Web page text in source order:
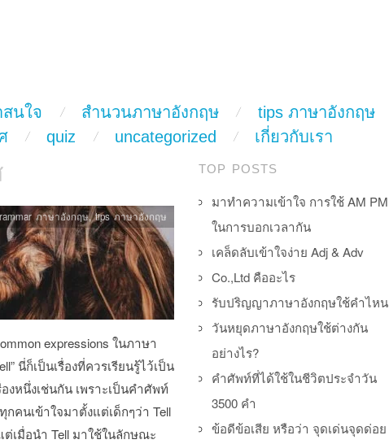
นใจ สำนวนภาษาอังกฤษ
tips ภาษาอังกฤษ
quiz uncategorized เกี่ยวกับเรา
expressions ในภาษา
นี่ก็เป็นเรื่องที่ควรเรียนรู้ไว้เป็น
งหนึ่งเช่นกัน เพราะเป็นคำศัพท์
คนเข้าใจมาตั้งแต่เด็กๆว่า Tell
เมื่อนำ Tell มาใช้ในลักษณะ
ภาษาอังกฤษ,tips ภาษาอังกฤษ
TOP POSTS
มาทำความเข้าใจ การใช้ AM PM
ในการบอกเวลากัน
เคล็ดลับเข้าใจง่าย Adj & Adv
Co.,Ltd คืออะไร
รับปริญญาภาษาอังกฤษใช้คำไหน
วันหยุดภาษาอังกฤษใช้ต่างกัน
อย่างไร?
คำศัพท์ที่ได้ใช้ในชีวิตประจำวัน
3500 คำ
ข้อดีข้อเสีย หรือว่า จุดเด่นจุดด่อย